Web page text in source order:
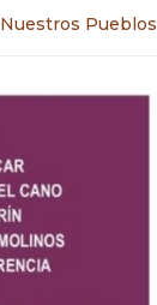
Nuestros Pueblos